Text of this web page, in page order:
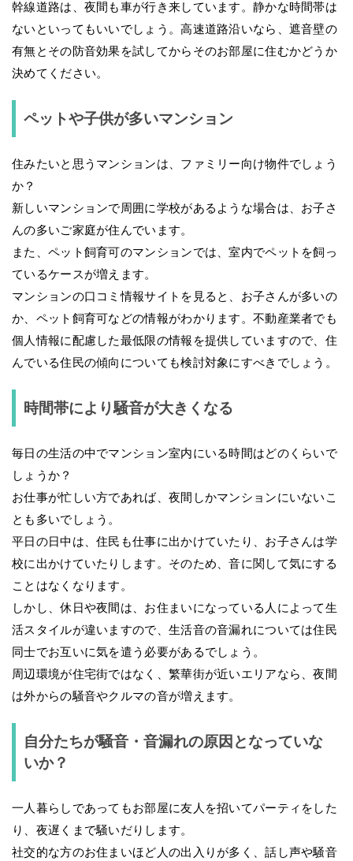
幹線道路は、夜間も車が行き来しています。静かな時間帯は
ないといってもいいでしょう。高速道路沿いなら、遮音壁の
有無とその防音効果を試してからそのお部屋に住むかどうか
決めてください。
ペットや子供が多いマンション
住みたいと思うマンションは、ファミリー向け物件でしょう
か？
新しいマンションで周囲に学校があるような場合は、お子さ
んの多いご家庭が住んでいます。
また、ペット飼育可のマンションでは、室内でペットを飼っ
ているケースが増えます。
マンションの口コミ情報サイトを見ると、お子さんが多いの
か、ペット飼育可などの情報がわかります。不動産業者でも
個人情報に配慮した最低限の情報を提供していますので、住
んでいる住民の傾向についても検討対象にすべきでしょう。
時間帯により騒音が大きくなる
毎日の生活の中でマンション室内にいる時間はどのくらいで
しょうか？
お仕事が忙しい方であれば、夜間しかマンションにいないこ
とも多いでしょう。
平日の日中は、住民も仕事に出かけていたり、お子さんは学
校に出かけていたりします。そのため、音に関して気にする
ことはなくなります。
しかし、休日や夜間は、お住まいになっている人によって生
活スタイルが違いますので、生活音の音漏れについては住民
同士でお互いに気を遣う必要があるでしょう。
周辺環境が住宅街ではなく、繁華街が近いエリアなら、夜間
は外からの騒音やクルマの音が増えます。
自分たちが騒音・音漏れの原因となっていな
いか？
一人暮らしであってもお部屋に友人を招いてパーティをした
り、夜遅くまで騒いだりします。
社交的な方のお住まいほど人の出入りが多く、話し声や騒音